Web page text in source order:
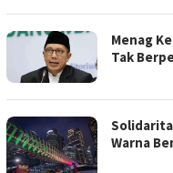
Menag
Tak
Warna